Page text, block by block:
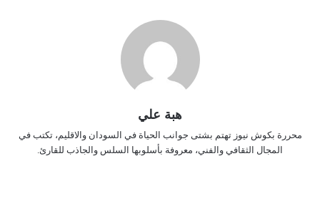
هبة علي
محررة بكوش نيوز تهتم بشتى جوانب الحياة في السودان والاقليم، تكتب في
المجال الثقافي والفني، معروفة بأسلوبها السلس والجاذب للقارئ.